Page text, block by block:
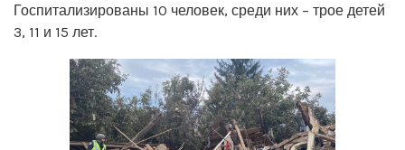
Госпитализированы 10 человек, среди них – трое детей
3, 11 и 15 лет.